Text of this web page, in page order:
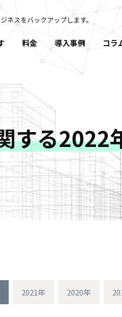
ネスをバックアップします。
料金 導入事例 コラ
する2022
2021年 2020年